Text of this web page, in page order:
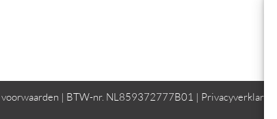
| BTW-nr. NL859372777B01 | Privacyverklaring